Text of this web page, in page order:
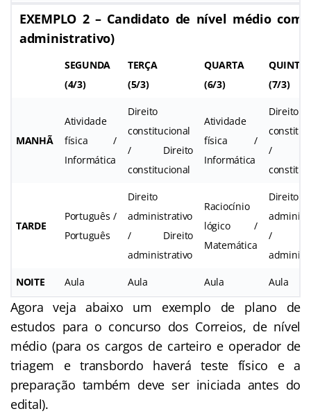
EXEMPLO 2 – Candidato de nível médio
administrativo)
SEGUNDA
(4/3)
TERÇA
(5/3)
QUARTA
(6/3)
QUINTA
(7/3)
MANHÃ
Atividade
física /
Informática
Direito
constitucional
/ Direito
constitucional
Atividade
física /
Informática
Direito
/
TARDE
Português /
Português
Direito
administrativo
/ Direito
administrativo
Raciocínio
lógico /
Matemática
Direito
/
NOITE Aula Aula Aula Aula
Agora veja abaixo um exemplo de plano de
estudos para o concurso dos Correios, de nível
médio (para os cargos de carteiro e operador de
triagem e transbordo haverá teste físico e a
preparação também deve ser iniciada antes do
edital).